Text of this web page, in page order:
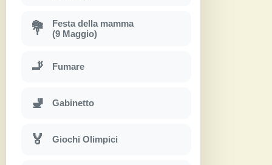
💐
Festa della mamma
(9 Maggio)
🚬 Fumare
🚽 Gabinetto
🏅 Giochi Olimpici